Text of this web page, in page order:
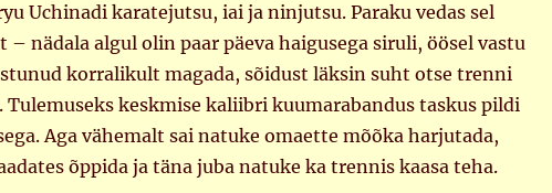
Uchinadi karatejutsu, iai ja ninjutsu. Paraku vedas sel
– nädala algul olin paar päeva haigusega siruli, öösel vastu
korralikult magada, sõidust läksin suht otse trenni
Tulemuseks keskmise kaliibri kuumarabandus taskus pildi
Aga vähemalt sai natuke omaette mõõka harjutada,
õppida ja täna juba natuke ka trennis kaasa teha.